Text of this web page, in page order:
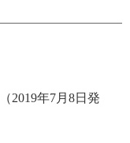
2019年7月8日発